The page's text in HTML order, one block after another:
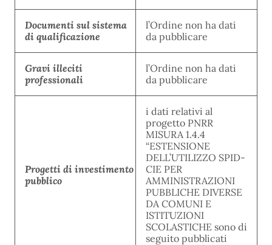
Documenti sul sistema
di qualificazione
l’Ordine non ha dati
da pubblicare
Gravi illeciti
professionali
l’Ordine non ha dati
da pubblicare
Progetti di investimento
pubblico
i dati relativi al
progetto PNRR
MISURA 1.4.4
“ESTENSIONE
DELL’UTILIZZO SPID-
CIE PER
AMMINISTRAZIONI
PUBBLICHE DIVERSE
DA COMUNI E
ISTITUZIONI
SCOLASTICHE sono di
seguito pubblicati